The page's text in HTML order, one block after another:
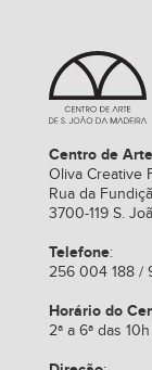
Centro de
Oliva Creative
Rua da
3700-119 S.
Telefone:
256 004 188 /
Horário do
2ª a 6ª das